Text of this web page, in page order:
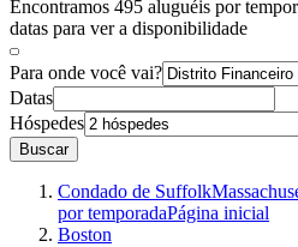
Encontramos 495 aluguéis por
datas para ver a disponibilidade
Para onde você vai?
Datas
Hóspedes
Buscar
Condado de Suffolk
por temporadaPágina inicial
Boston